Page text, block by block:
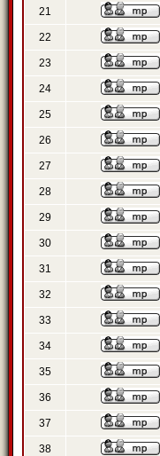
21
22
23
24
25
26
27
28
29
30
31
32
33
34
35
36
37
38